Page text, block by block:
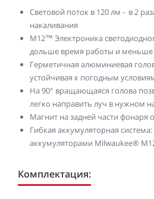
Световой поток в 120 лм - в 2
накаливания
М12™ Электроника
дольше время работы и меньше
Герметичная алюминиевая
устойчивая к погодным
На 90° вращающаяся голова
легко направить луч в нужном
Магнит на задней части фонаря
Гибкая аккумуляторная
аккумуляторами Milwaukee®
Комплектация: